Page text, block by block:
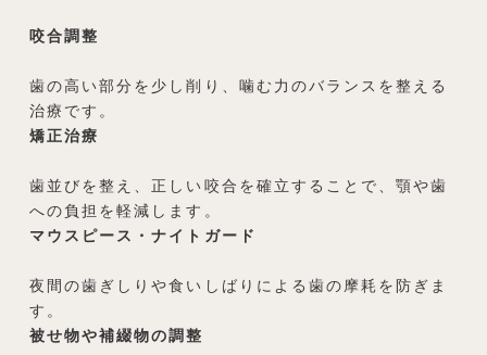
咬合調整
歯の高い部分を少し削り、噛む力のバランスを整える
治療です。
矯正治療
歯並びを整え、正しい咬合を確立することで、顎や歯
への負担を軽減します。
マウスピース・ナイトガード
夜間の歯ぎしりや食いしばりによる歯の摩耗を防ぎま
す。
被せ物や補綴物の調整